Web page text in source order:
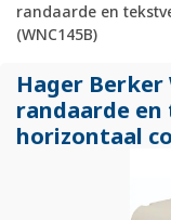
randaarde en
(WNC145B)
Hager
randaarde
horizontaal